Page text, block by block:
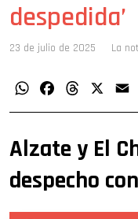
despedida’
23 de julio de 2025 La
WhatsAppFacebookThreads
Alzate y El
despecho